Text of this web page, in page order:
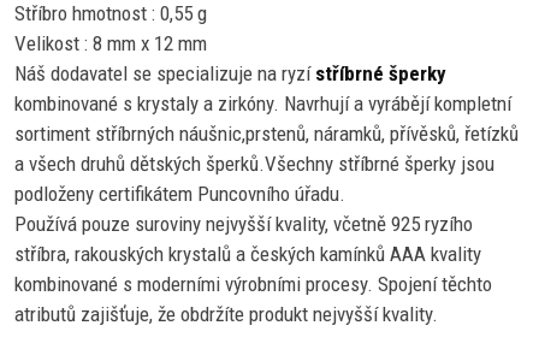
Stříbro hmotnost : 0,55 g
Velikost : 8 mm x 12 mm
Náš dodavatel se specializuje na ryzí stříbrné šperky
kombinované s krystaly a zirkóny. Navrhují a vyrábějí kompletní
sortiment stříbrných náušnic,prstenů, náramků, přívěsků, řetízků
a všech druhů dětských šperků.Všechny stříbrné šperky jsou
podloženy certifikátem Puncovního úřadu.
Používá pouze suroviny nejvyšší kvality, včetně 925 ryzího
stříbra, rakouských krystalů a českých kamínků AAA kvality
kombinované s moderními výrobními procesy. Spojení těchto
atributů zajišťuje, že obdržíte produkt nejvyšší kvality.